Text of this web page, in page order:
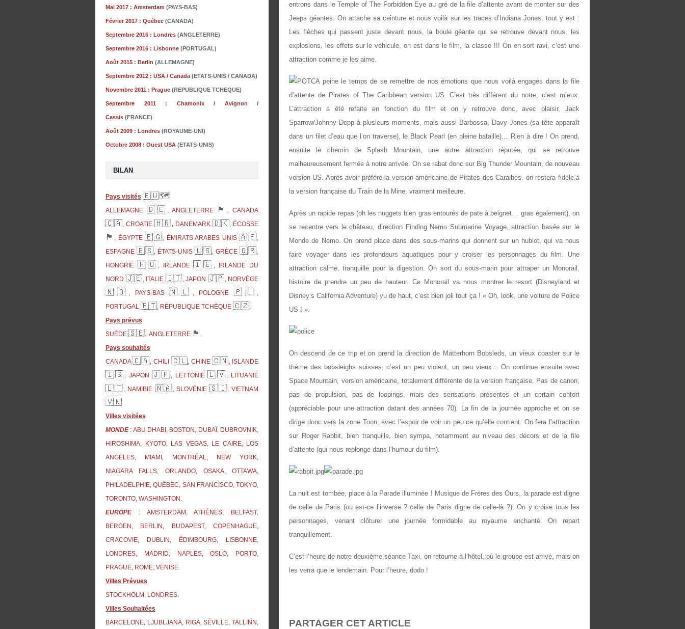
entrons dans le Temple of The Forbidden Eye au gré de la file d’attente avant de monter sur des
Jeeps géantes. On attache sa ceinture et nous voilà sur les traces d’Indiana Jones, tout y est :
Les flèches qui passent juste devant nous, la boule géante qui se retrouve devant nous, les
explosions, les effets sur le véhicule, on est dans le film, la classe !!! On en sort ravi, c’est une
attraction comme je les aime.
A peine le temps de se remettre de nos émotions que nous voilà engagés dans la file
d’attente de Pirates of The Caribbean version US. C’est très différent du notre, c’est mieux.
L’attraction a été refaite en fonction du film et on y retrouve donc, avec plaisir, Jack
Sparrow/Johnny Depp à plusieurs moments, mais aussi Barbossa, Davy Jones (sa tête apparaît
dans un filet d’eau que l’on traverse), le Black Pearl (en pleine bataille)… Rien à dire ! On prend,
ensuite le chemin de Splash Mountain, une autre attraction réputée, qui se retrouve
malheureusement fermée à notre arrivée. On se rabat donc sur Big Thunder Mountain, de nouveau
version US. Après avoir préféré la version américaine de Pirates des Caraibes, on restera fidèle à
la version française du Train de la Mine, vraiment meilleure.
Après un rapide repas (oh les nuggets bien gras entourés de pate à beignet… gras également), on
se recentre vers le château, direction Finding Nemo Submarine Voyage, attraction basée sur le
Monde de Nemo. On prend place dans des sous-marins qui donnent sur un hublot, qui va nous
faire voyager dans les profondeurs aquatiques pour y croiser les personnages du film. Une
attraction calme, tranquille pour la digestion. On sort du sous-marin pour attraper un Monorail,
histoire de prendre un peu de hauteur. Ce Monorail va nous montrer le resort (Disneyland et
Disney’s California Adventure) vu de haut, c’est bien joli tout ça ! « Oh, look, une voiture de Police
US ! ».
On descend de ce trip et on prend la direction de Matterhorn Bobsleds, un vieux coaster sur le
thème des bobsleighs suisses, c’est un peu violent, un peu vieux… On continue ensuite avec
Space Mountain, version américaine, totalement différente de la version française. Pas de canon,
pas de propulsion, pas de loopings, mais des sensations présentes et un certain confort
(appréciable pour une attraction datant des années 70). La fin de la journée approche et on se
dirige donc vers la zone Toon, avec l’espoir de voir un peu ce qu’elle contient. On fera l’attraction
sur Roger Rabbit, bien tranquille, bien sympa, notamment au niveau des décors et de la file
d’attente (qui nous replonge dans l’humour du film).
La nuit est tombée, place à la Parade illuminée ! Musique de Frères des Ours, la parade est digne
de celle de Paris (ou est-ce l’inverse ? celle de Paris digne de celle-là ?). On y croise tous les
personnages, venant clôturer une journée formidable au royaume enchanté. On repart
tranquillement.
C’est l’heure de notre deuxième séance Taxi, on retourne à l’hôtel, où le groupe est arrivé, mais on
les verra que le lendemain. Pour l’heure, dodo !
PARTAGER CET ARTICLE
Mai 2017 : Amsterdam (PAYS-BAS)
Février 2017 : Québec (CANADA)
Septembre 2016 : Londres (ANGLETERRE)
Septembre 2016 : Lisbonne (PORTUGAL)
Août 2015 : Berlin (ALLEMAGNE)
Septembre 2012 : USA / Canada (ETATS-UNIS / CANADA)
Novembre 2011 : Prague (REPUBLIQUE TCHEQUE)
Septembre 2011 : Chamonix / Avignon /
Cassis (FRANCE)
Août 2009 : Londres (ROYAUME-UNI)
Octobre 2008 : Ouest USA (ETATS-UNIS)
BILAN
Pays visités 🇪🇺🗺
ALLEMAGNE 🇩🇪 , ANGLETERRE 🏴󠁧󠁢󠁥󠁮󠁧󠁿 , CANADA
🇨🇦, CROATIE 🇭🇷, DANEMARK🇩🇰, ÉCOSSE
🏴󠁧󠁢󠁳󠁣󠁴󠁿 , ÉGYPTE🇪🇬, ÉMIRATS ARABES UNIS🇦🇪,
ESPAGNE 🇪🇸, ÉTATS-UNIS 🇺🇸, GRÈCE 🇬🇷,
HONGRIE 🇭🇺 , IRLANDE🇮🇪 , IRLANDE DU
NORD 🇯🇪, ITALIE 🇮🇹, JAPON 🇯🇵, NORVÈGE
🇳🇴 , PAYS-BAS🇳🇱 , POLOGNE 🇵🇱 ,
PORTUGAL 🇵🇹, RÉPUBLIQUE TCHÈQUE 🇨🇿.
Pays prévus
SUÈDE 🇸🇪, ANGLETERRE 🏴󠁧󠁢󠁥󠁮󠁧󠁿 .
Pays souhaités
CANADA🇨🇦,CHILI 🇨🇱, CHINE🇨🇳, ISLANDE
🇮🇸 , JAPON🇯🇵 , LETTONIE🇱🇻 , LITUANIE
🇱🇹, NAMIBIE 🇳🇦 , SLOVÉNIE🇸🇮, VIETNAM
🇻🇳
Villes visitées
MONDE: ABU DHABI, BOSTON, DUBAÏ, DUBROVNIK,
HIROSHIMA, KYOTO, LAS VEGAS, LE CAIRE, LOS
ANGELES, MIAMI, MONTRÉAL, NEW YORK,
NIAGARA FALLS, ORLANDO, OSAKA, OTTAWA,
PHILADELPHIE, QUÉBEC, SAN FRANCISCO, TOKYO,
TORONTO, WASHINGTON.
EUROPE: AMSTERDAM, ATHÈNES, BELFAST,
BERGEN, BERLIN, BUDAPEST, COPENHAGUE,
CRACOVIE, DUBLIN, ÉDIMBOURG, LISBONNE,
LONDRES, MADRID, NAPLES, OSLO, PORTO,
PRAGUE, ROME, VENISE.
Villes Prévues
STOCKHOLM, LONDRES.
Villes Souhaitées
BARCELONE, LJUBLJANA, RIGA, SÉVILLE, TALLINN,